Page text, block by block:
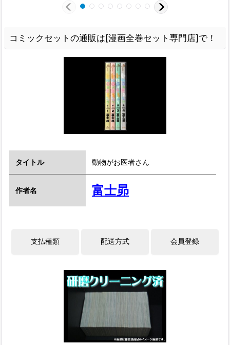
コミックセットの通販は[漫画全巻セット専門店]で！
タイトル 動物がお医者さん
作者名 富士昴